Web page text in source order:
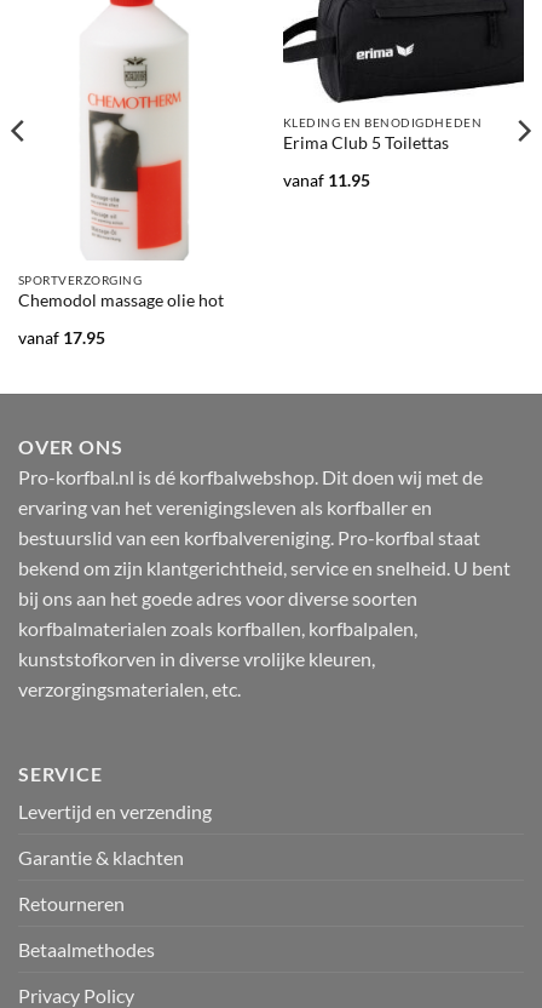
SPORTVERZORGING
Chemodol massage olie hot
vanaf 17.95
KLEDING EN BENODIGDHEDEN
Erima Club 5 Toilettas
vanaf 11.95
OVER ONS
Pro-korfbal.nl is dé korfbalwebshop. Dit doen wij met de
ervaring van het verenigingsleven als korfballer en
bestuurslid van een korfbalvereniging. Pro-korfbal staat
bekend om zijn klantgerichtheid, service en snelheid. U bent
bij ons aan het goede adres voor diverse soorten
korfbalmaterialen zoals korfballen, korfbalpalen,
kunststofkorven in diverse vrolijke kleuren,
verzorgingsmaterialen, etc.
SERVICE
Levertijd en verzending
Garantie & klachten
Retourneren
Betaalmethodes
Privacy Policy